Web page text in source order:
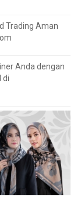
Trading Aman
Anda dengan
di